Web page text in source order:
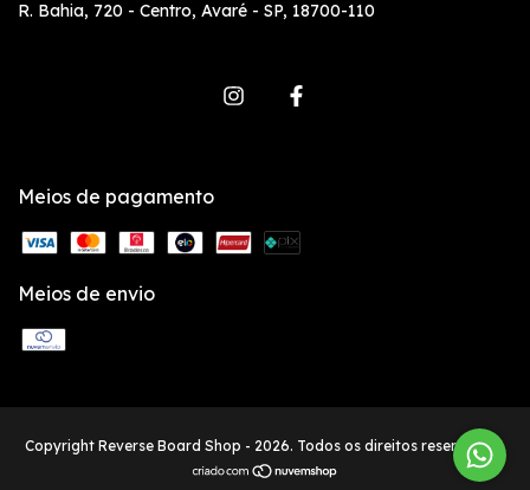
R. Bahia, 720 - Centro, Avaré - SP, 18700-110
Meios de pagamento
Meios de envio
Copyright Reverse Board Shop - 2026. Todos os direitos reservados.